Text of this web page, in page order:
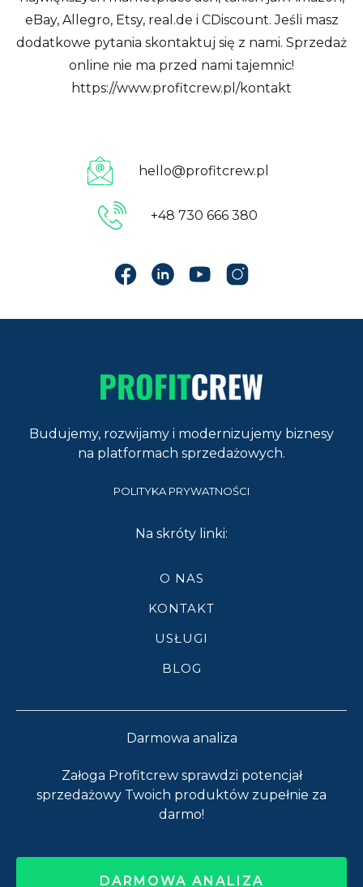
eBay, Allegro, Etsy, real.de i CDiscount. Jeśli masz
dodatkowe pytania skontaktuj się z nami. Sprzedaż
online nie ma przed nami tajemnic!
https://www.profitcrew.pl/kontakt
hello@profitcrew.pl
+48 730 666 380
Budujemy, rozwijamy i modernizujemy biznesy
na platformach sprzedażowych.
POLITYKA PRYWATNOŚCI
Na skróty linki:
O NAS
KONTAKT
USŁUGI
BLOG
Darmowa analiza
Załoga Profitcrew sprawdzi potencjał
sprzedażowy Twoich produktów zupełnie za
darmo!
DARMOWA ANALIZA